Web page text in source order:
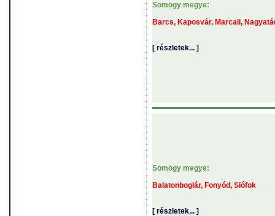
Somogy megye:
Barcs, Kaposvár, Marcali,
[ részletek... ]
Somogy megye:
Balatonboglár, Fonyód, Siófok
[ részletek... ]